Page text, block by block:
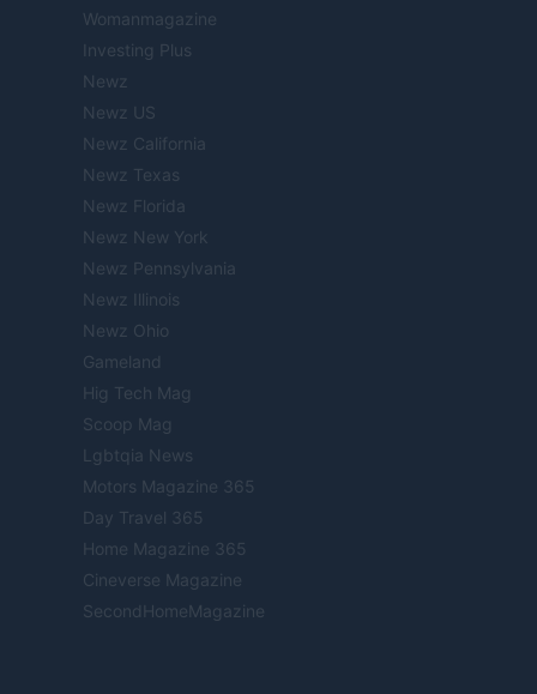
Womanmagazine
Investing Plus
Newz
Newz US
Newz California
Newz Texas
Newz Florida
Newz New York
Newz Pennsylvania
Newz Illinois
Newz Ohio
Gameland
Hig Tech Mag
Scoop Mag
Lgbtqia News
Motors Magazine 365
Day Travel 365
Home Magazine 365
Cineverse Magazine
SecondHomeMagazine